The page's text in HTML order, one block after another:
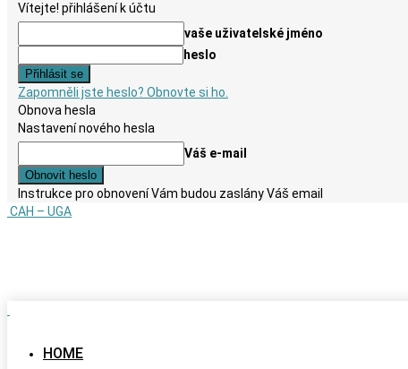
Vítejte! přihlášení k účtu
vaše uživatelské jméno
heslo
Zapomněli jste heslo? Obnovte si ho.
Obnova hesla
Nastavení nového hesla
Váš e-mail
Instrukce pro obnovení Vám budou zaslány Váš email
CAH – UGA
HOME